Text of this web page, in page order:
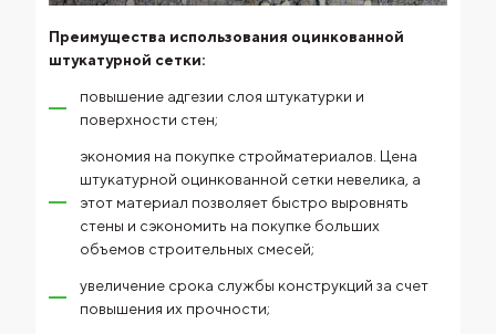
Преимущества использования оцинкованной
штукатурной сетки:
повышение адгезии слоя штукатурки и
поверхности стен;
экономия на покупке стройматериалов. Цена
штукатурной оцинкованной сетки невелика, а
этот материал позволяет быстро выровнять
стены и сэкономить на покупке больших
объемов строительных смесей;
увеличение срока службы конструкций за счет
повышения их прочности;